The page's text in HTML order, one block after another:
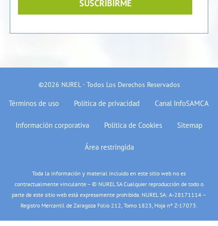
SUSCRIBIRME
©2026 NUREL · Todos Los Derechos Reservados
Términos de uso Política de privacidad Canal InfoSAMCA
Información corporativa Política de Cookies Sitemap
Área restringida
Toda la información y material incluido en este sitio web no es
contractualmente vinculante – © NUREL SA Cualquier reproducción de todo o
parte de este sitio web está expresamente prohibida. NUREL SA: A-28171114 –
Registro Mercantil de Zaragoza Folio 212, Tomo 1823, Hoja nº Z-17073.